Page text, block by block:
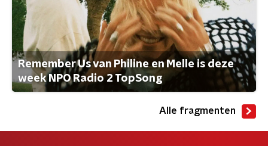
Remember Us van Philine en Melle is deze
week NPO Radio 2 TopSong
Alle fragmenten